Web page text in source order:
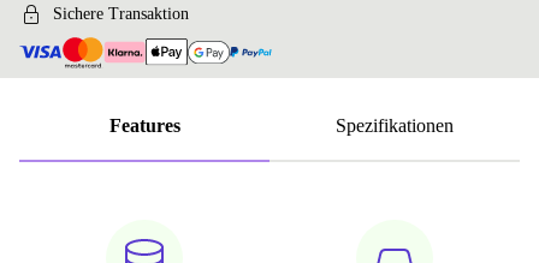
Sichere Transaktion
Features Spezifikationen